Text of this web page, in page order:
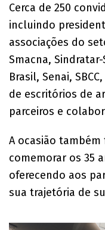
Cerca de 250
incluindo
associações do
Smacna, Sindratar-
Brasil, Senai,
de escritórios de
parceiros e
A ocasião
comemorar os 35
oferecendo aos
sua trajetória de